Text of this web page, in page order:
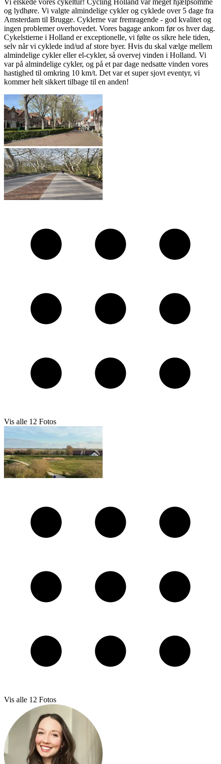
og lydhøre. Vi valgte almindelige cykler og cyklede over 5 dage fra
Amsterdam til Brugge. Cyklerne var fremragende - god kvalitet og
ingen problemer overhovedet. Vores bagage ankom før os hver dag.
Cykelstierne i Holland er exceptionelle, vi følte os sikre hele tiden,
selv når vi cyklede ind/ud af store byer. Hvis du skal vælge mellem
almindelige cykler eller el-cykler, så overvej vinden i Holland. Vi
var på almindelige cykler, og på et par dage nedsatte vinden vores
hastighed til omkring 10 km/t. Det var et super sjovt eventyr, vi
kommer helt sikkert tilbage til en anden!
Vis alle 12 Fotos
Vis alle 12 Fotos